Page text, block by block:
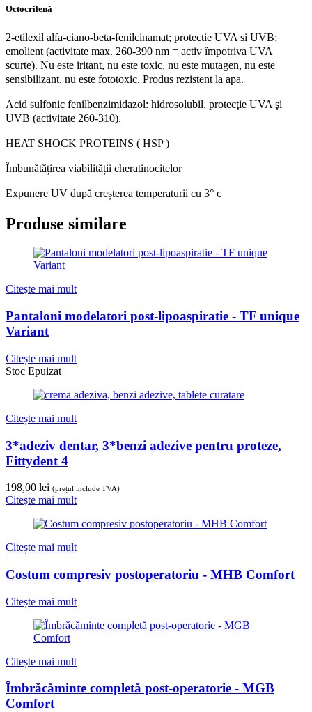
Octocrilenă
2-etilexil alfa-ciano-beta-fenilcinamat; protectie UVA si UVB;
emolient (activitate max. 260-390 nm = activ împotriva UVA
scurte). Nu este iritant, nu este toxic, nu este mutagen, nu este
sensibilizant, nu este fototoxic. Produs rezistent la apa.
Acid sulfonic fenilbenzimidazol: hidrosolubil, protecţie UVA şi
UVB (activitate 260-310).
HEAT SHOCK PROTEINS ( HSP )
Îmbunătățirea viabilității cheratinocitelor
Expunere UV după creșterea temperaturii cu 3° c
Produse similare
Citește mai mult
Pantaloni modelatori post-lipoaspiratie - TF unique
Variant
Citește mai mult
Stoc Epuizat
Citește mai mult
3*adeziv dentar, 3*benzi adezive pentru proteze,
Fittydent 4
198,00 lei (prețul include TVA)
Citește mai mult
Citește mai mult
Costum compresiv postoperatoriu - MHB Comfort
Citește mai mult
Citește mai mult
Îmbrăcăminte completă post-operatorie - MGB
Comfort